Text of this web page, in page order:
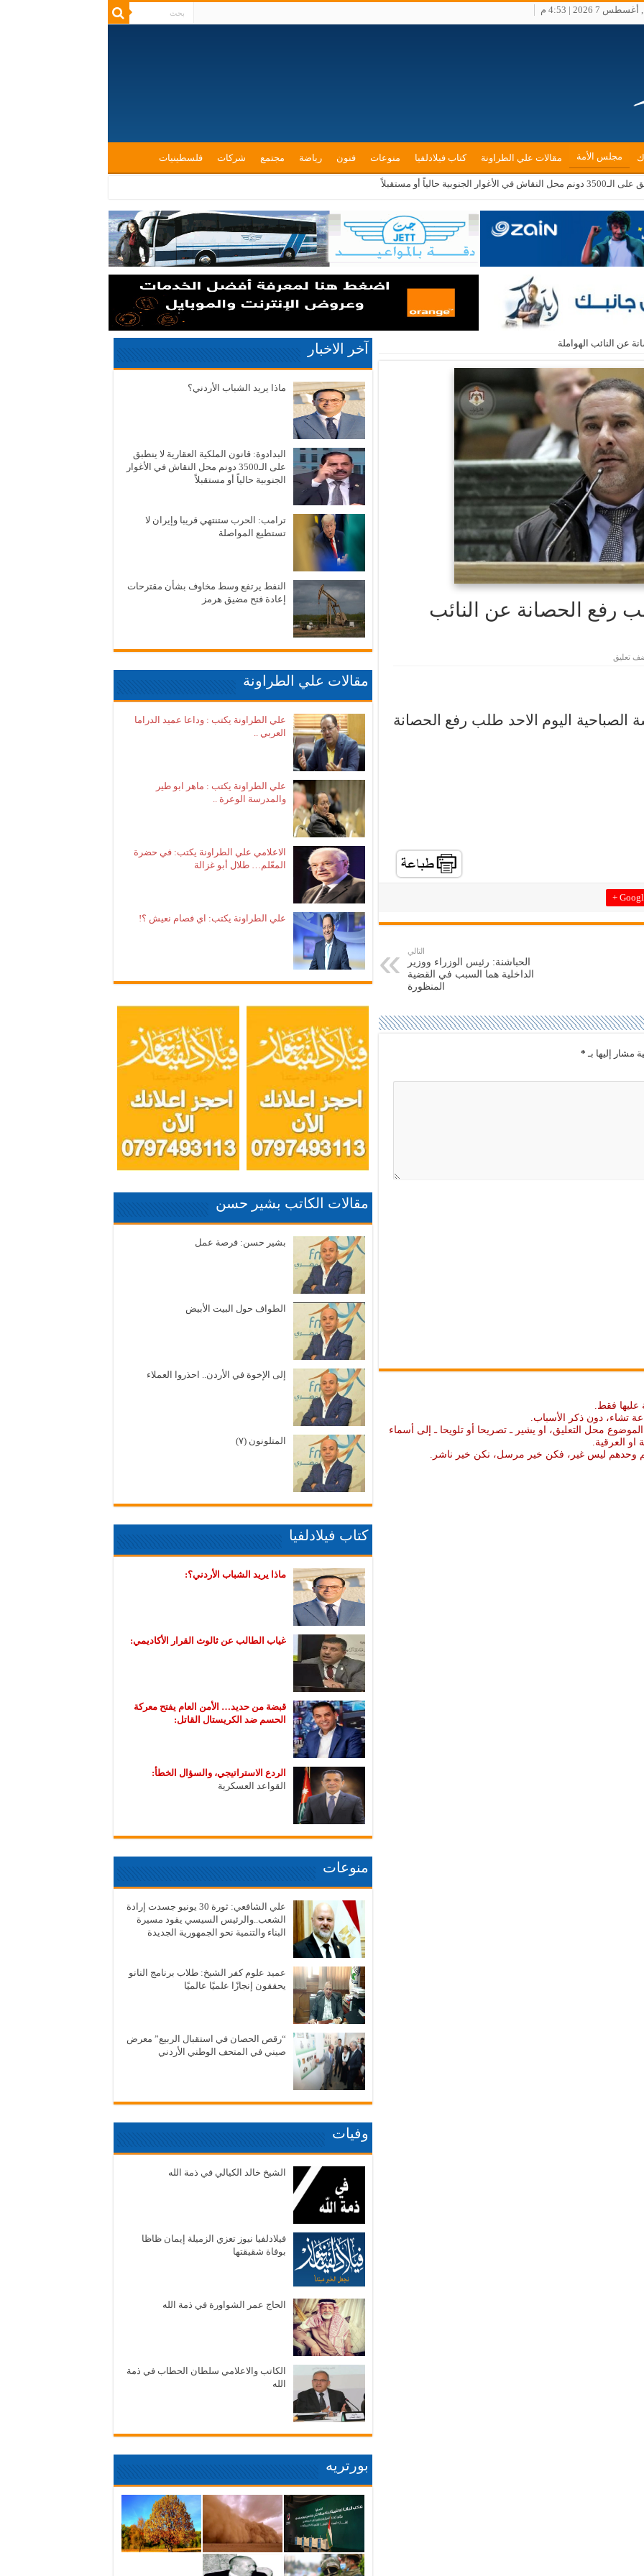
7 2026 | 4:53 م
مجلس الأمة مقالات علي الطراونة كتاب فيلادلفيا منوعات فنون رياضة مجتمع شركات فلسطينيات
حالياً أو مستقبلاً
عن النائب الهواملة
الحصانة عن النائب
تعليق
اليوم الاحد طلب رفع الحصانة
Google
التالي
الحباشنة: رئيس الوزراء ووزير
الداخلية هما السبب في القضية
المنظورة
مشار إليها بـ *
عليها فقط.
تشاء، دون ذكر الأسباب.
محل التعليق، او يشير ـ تصريحا أو تلويحا ـ إلى أسماء
او العرقية.
وحدهم ليس غير، فكن خير مرسل، نكن خير ناشر.
آخر الاخبار
ماذا يريد الشباب الأردني؟
البدادوة: قانون الملكية العقارية لا ينطبق
على الـ3500 دونم محل النقاش في الأغوار
الجنوبية حالياً أو مستقبلاً
ترامب: الحرب ستنتهي قريبا وإيران لا
تستطيع المواصلة
النفط يرتفع وسط مخاوف بشأن مقترحات
إعادة فتح مضيق هرمز
مقالات علي الطراونة
علي الطراونة يكتب : وداعا عميد الدراما
العربي ..
علي الطراونة يكتب : ماهر ابو طير
والمدرسة الوعرة ..
الاعلامي علي الطراونة يكتب: في حضرة
المعّلم… طلال أبو غزالة
علي الطراونة يكتب: اي فصام نعيش ؟!
مقالات الكاتب بشير حسن
بشير حسن: فرصة عمل
الطواف حول البيت الأبيض
إلى الإخوة في الأردن.. احذروا العملاء
المتلونون (٧)
كتاب فيلادلفيا
ماذا يريد الشباب الأردني؟:
غياب الطالب عن ثالوث القرار الأكاديمي:
قبضة من حديد… الأمن العام يفتح معركة
الحسم ضد الكريستال القاتل:
الردع الاستراتيجي، والسؤال الخطأ:
القواعد العسكرية
منوعات
علي الشافعي: ثورة 30 يونيو جسدت إرادة
الشعب..والرئيس السيسي يقود مسيرة
البناء والتنمية نحو الجمهورية الجديدة
عميد علوم كفر الشيخ: طلاب برنامج النانو
يحققون إنجازًا علميًا عالميًا
“رقص الحصان في استقبال الربيع” معرض
صيني في المتحف الوطني الأردني
وفيات
الشيخ خالد الكيالي في ذمة الله
فيلادلفيا نيوز تعزي الزميلة إيمان ظاظا
بوفاة شقيقتها
الحاج عمر الشواورة في ذمة الله
الكاتب والاعلامي سلطان الحطاب في ذمة
الله
بورتريه